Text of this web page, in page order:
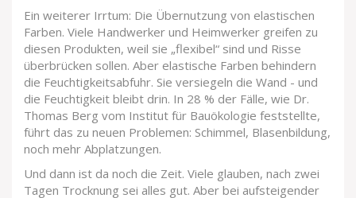
Ein weiterer Irrtum: Die Übernutzung von elastischen
Farben. Viele Handwerker und Heimwerker greifen zu
diesen Produkten, weil sie „flexibel“ sind und Risse
überbrücken sollen. Aber elastische Farben behindern
die Feuchtigkeitsabfuhr. Sie versiegeln die Wand - und
die Feuchtigkeit bleibt drin. In 28 % der Fälle, wie Dr.
Thomas Berg vom Institut für Bauökologie feststellte,
führt das zu neuen Problemen: Schimmel, Blasenbildung,
noch mehr Abplatzungen.
Und dann ist da noch die Zeit. Viele glauben, nach zwei
Tagen Trocknung sei alles gut. Aber bei aufsteigender